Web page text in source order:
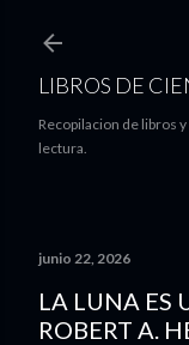
LIBROS DE
Recopilacion de libros
lectura.
junio 22, 2026
LA LUNA ES
ROBERT A.